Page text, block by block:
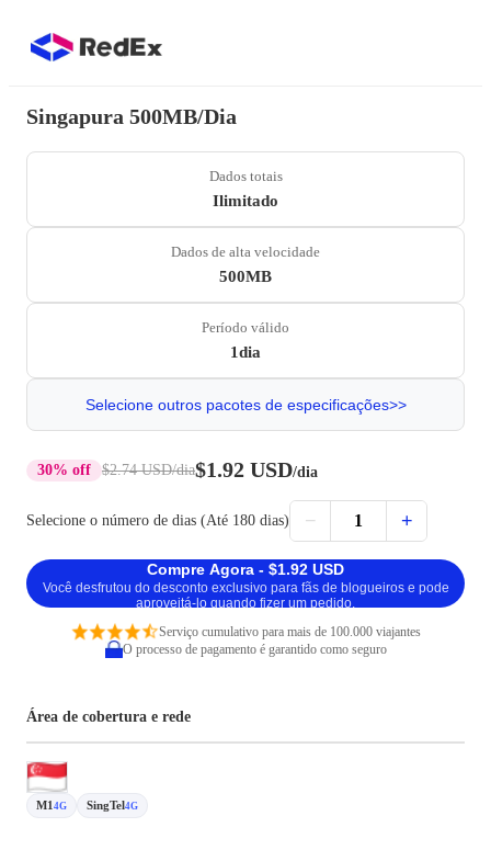
Singapura 500MB/Dia
Dados totais
Ilimitado
Dados de alta velocidade
500MB
Período válido
1dia
Selecione outros pacotes de especificações>>
30% off $2.74 USD/dia$1.92 USD/dia
Selecione o número de dias (Até 180 dias) − 1 +
Compre Agora - $1.92 USD
Você desfrutou do desconto exclusivo para fãs de blogueiros e pode
aproveitá-lo quando fizer um pedido.
Serviço cumulativo para mais de 100.000 viajantes
O processo de pagamento é garantido como seguro
Área de cobertura e rede
M1 4G SingTel4G